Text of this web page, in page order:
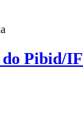
Pibid/